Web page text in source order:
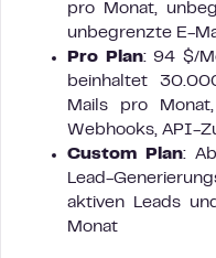
pro Monat,
unbegrenzte E-
Pro Plan: 94 $/
beinhaltet
Mails pro
Webhooks, API-
Custom Plan:
Lead-
aktiven Leads
Monat